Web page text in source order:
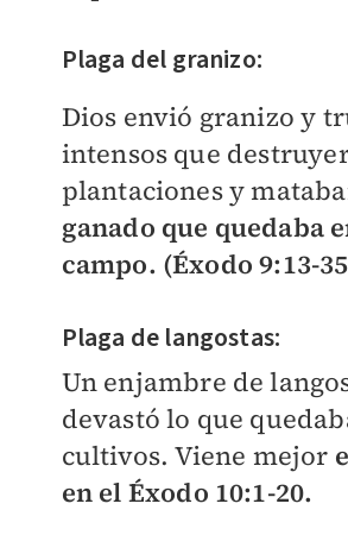
Plaga del granizo:
Dios envió granizo y
intensos que
plantaciones y
ganado que quedaba
campo. (Éxodo 9:13-
Plaga de langostas:
Un enjambre de
devastó lo que
cultivos. Viene mejor
en el Éxodo 10:1-20.